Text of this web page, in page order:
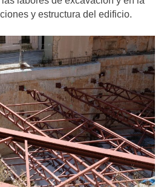
y estructura del edificio.